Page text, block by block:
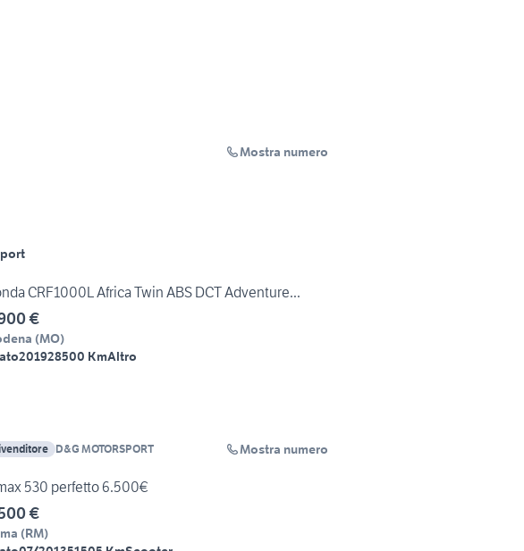
Mostra numero
CRF1000L Africa Twin ABS DCT Adventure...
€
(MO)
201928500 KmAltro
D&G MOTORSPORT Mostra numero
530 perfetto 6.500€
€
(RM)